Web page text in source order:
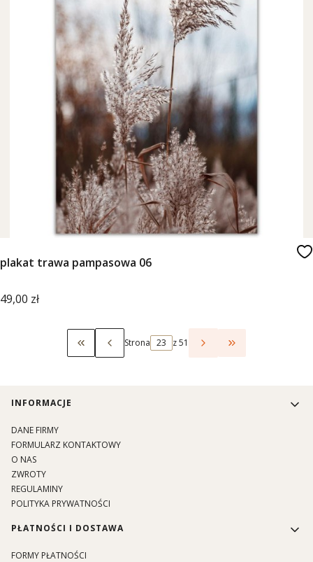
plakat trawa pampasowa 06
Cena
49,00 zł
Wróć do pierwszej strony z produktami
Strona z 51 Przejdź do
Linki w stopce
INFORMACJE
DANE FIRMY
FORMULARZ KONTAKTOWY
O NAS
ZWROTY
REGULAMINY
POLITYKA PRYWATNOŚCI
PŁATNOŚCI I DOSTAWA
FORMY PŁATNOŚCI